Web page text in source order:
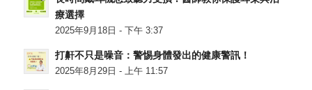
療選擇
2025年9月18日 - 下午 3:37
打鼾不只是噪音：警惕身體發出的健康警訊！
2025年8月29日 - 上午 11:57